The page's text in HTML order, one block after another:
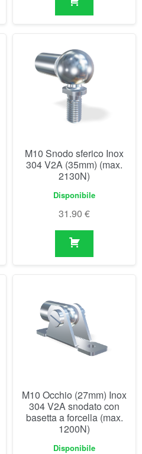
M10 Snodo sferico Inox
304 V2A (35mm) (max.
2130N)
Disponibile
31.90 €
M10 Occhio (27mm) Inox
304 V2A snodato con
basetta a forcella (max.
1200N)
Disponibile